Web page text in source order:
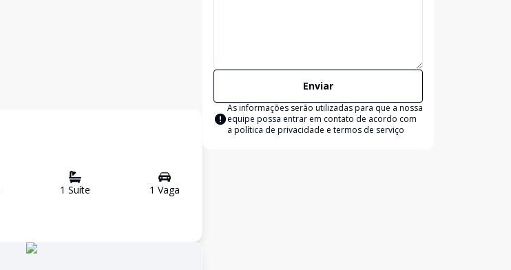
1 Suíte 1 Vaga
Enviar
As informações serão utilizadas para que a nossa
equipe possa entrar em contato de acordo com
a política de privacidade e termos de serviço